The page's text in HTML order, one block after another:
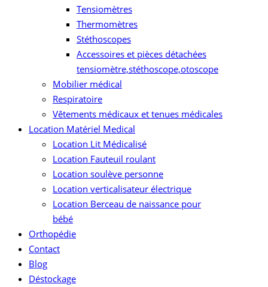
Tensiomètres
Thermomètres
Stéthoscopes
Accessoires et pièces détachées
tensiomètre,stéthoscope,otoscope
Mobilier médical
Respiratoire
Vêtements médicaux et tenues médicales
Location Matériel Medical
Location Lit Médicalisé
Location Fauteuil roulant
Location soulève personne
Location verticalisateur électrique
Location Berceau de naissance pour
bébé
Orthopédie
Contact
Blog
Déstockage